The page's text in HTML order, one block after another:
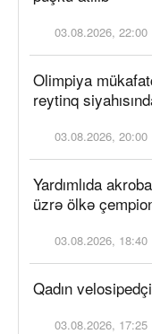
03.08.2026, 22:00
Olimpiya
reytinq
03.08.2026, 20:00
Yardımlıda
üzrə ölkə
03.08.2026, 18:40
Qadın
03.08.2026, 17:25